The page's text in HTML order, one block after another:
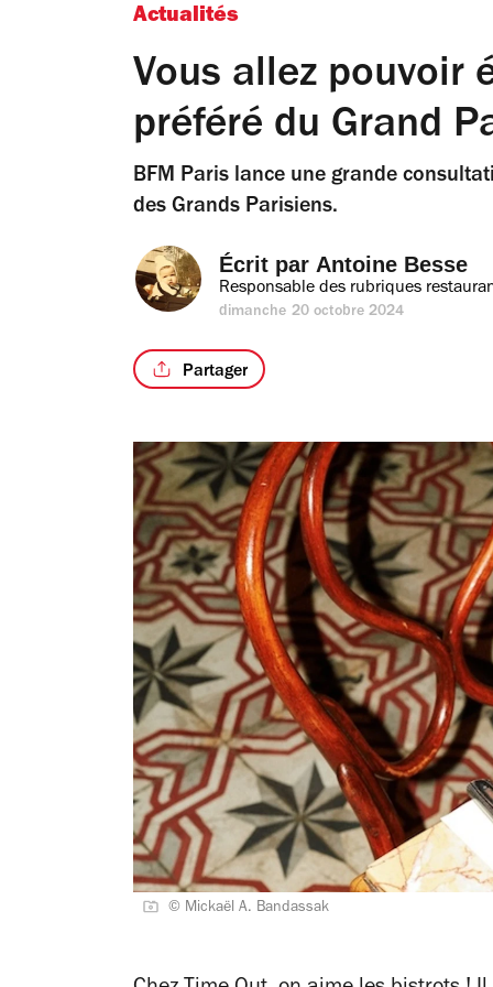
Actualités
Vous allez pouvoir
préféré du Grand
BFM Paris lance une grande
des Grands Parisiens.
Écrit par Antoine Besse
Responsable des rubriques
dimanche 20 octobre 2024
Partager
© Mickaël A. Bandassak